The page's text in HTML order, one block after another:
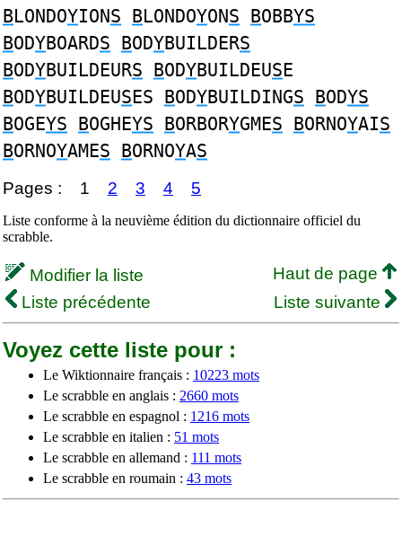
BLONDOYIONS BLONDOYONS BOBBYS
BODYBOARDS BODYBUILDERS
BODYBUILDEURS BODYBUILDEUSE
BODYBUILDEUSES BODYBUILDINGS BODYS
BOGEYS BOGHEYS BORBORYGMES BORNOYAIS
BORNOYAMES BORNOYAS
Pages : 1 2 3 4 5
Liste conforme à la neuvième édition du dictionnaire officiel du
scrabble.
Modifier la liste
Haut de page
Liste précédente
Liste suivante
Voyez cette liste pour :
Le Wiktionnaire français : 10223 mots
Le scrabble en anglais : 2660 mots
Le scrabble en espagnol : 1216 mots
Le scrabble en italien : 51 mots
Le scrabble en allemand : 111 mots
Le scrabble en roumain : 43 mots